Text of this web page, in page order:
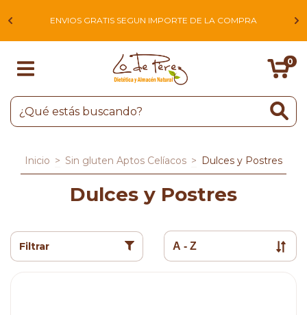
ENVIOS GRATIS SEGUN IMPORTE DE LA COMPRA
0
Inicio > Sin gluten Aptos Celíacos > Dulces y Postres
Dulces y Postres
Filtrar